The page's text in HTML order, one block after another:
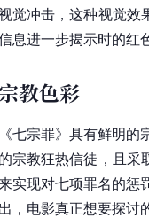
觉冲击，这种视觉效
息进一步揭示时的红
教色彩
《七宗罪》具有鲜明
的宗教狂热信徒，且采
实现对七项罪名的惩
出，电影真正想要探讨